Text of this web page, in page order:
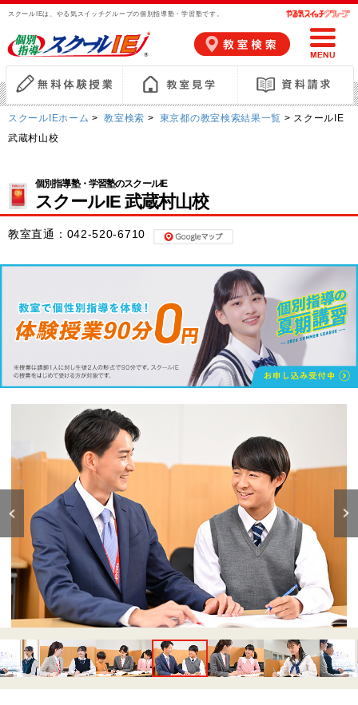
スクールIEは、やる気スイッチグループの個別指導塾・学習塾です。
スクールIEホーム > 教室検索 > 東京都の教室検索結果一覧 > スクールIE
武蔵村山校
個別指導塾・学習塾のスクールIE
スクールIE 武蔵村山校
教室直通： 042-520-6710